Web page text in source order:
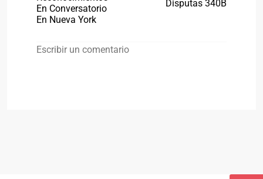
En Conversatorio
En Nueva York
Disputas 340B
Escribir un comentario